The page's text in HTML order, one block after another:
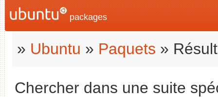
packages
» Ubuntu » Paquets »
Chercher dans une suite